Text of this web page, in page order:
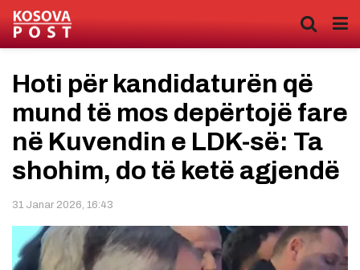
Hoti për kandidaturën që
mund të mos depërtojë fare
në Kuvendin e LDK-së: Ta
shohim, do të ketë agjendë
31 Janar 2026, 16:43